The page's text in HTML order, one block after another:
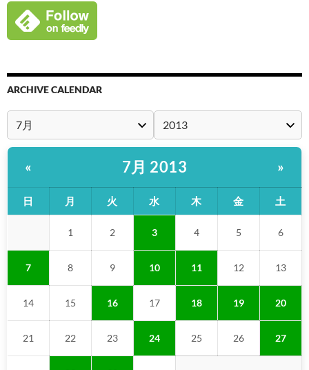
ARCHIVE CALENDAR
« 7月 2013 »
日 月 火 水 木 金 土
1 2 3 4 5 6
7 8 9 10 11 12 13
14 15 16 17 18 19 20
21 22 23 24 25 26 27